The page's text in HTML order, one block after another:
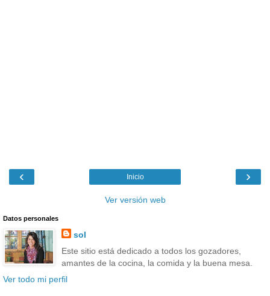
‹ ›
Inicio
Ver versión web
Datos personales
sol
Este sitio está dedicado a todos los gozadores,
amantes de la cocina, la comida y la buena mesa.
Ver todo mi perfil